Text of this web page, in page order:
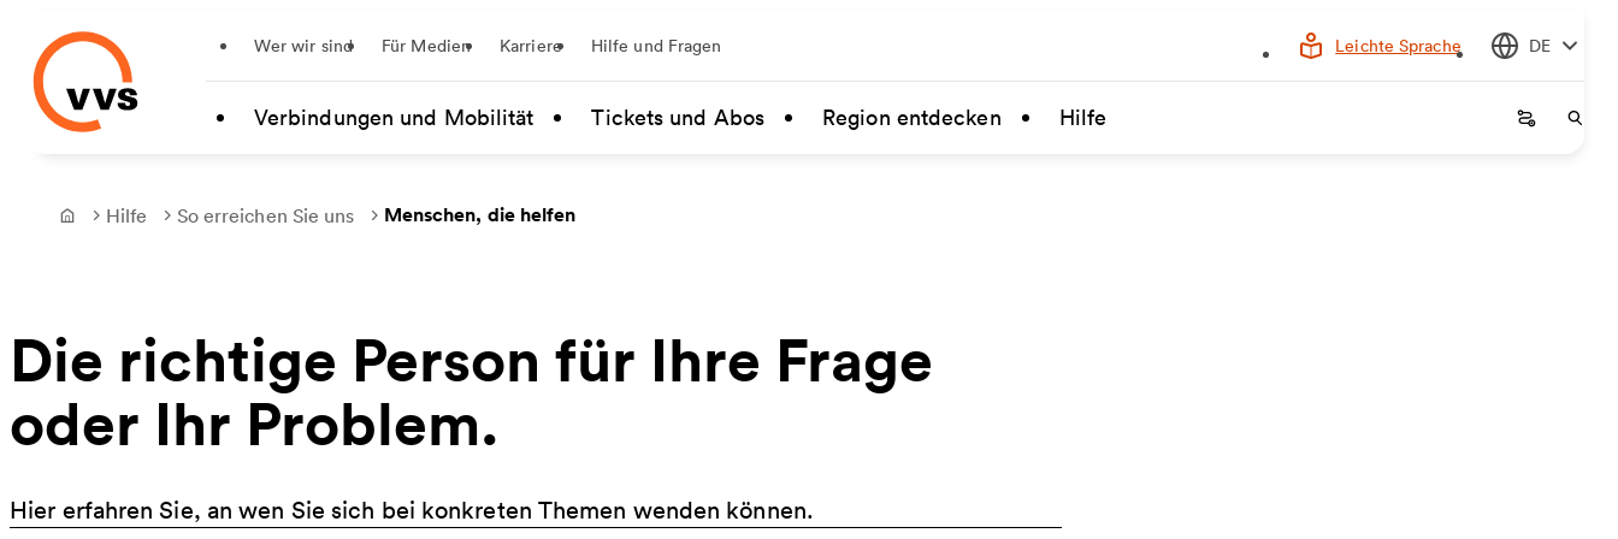
Zum Hauptinhalt springen
Wer wir sind Für Medien Karriere Hilfe und Fragen Leichte Sprache DE
Verbindungen und Mobilität Tickets und Abos Region entdecken Hilfe Startseite
Frontpage
Hilfe So erreichen Sie uns Menschen, die helfen
Die richtige Person für Ihre Frage
oder Ihr Problem.
Hier erfahren Sie, an wen Sie sich bei konkreten Themen wenden können.